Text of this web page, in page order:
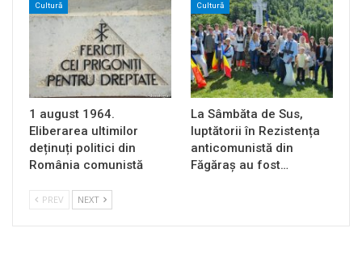
Cultură
1 august 1964.
Eliberarea ultimilor
deținuți politici din
România comunistă
Cultură
La Sâmbăta de Sus,
luptătorii în Rezistența
anticomunistă din
Făgăraș au fost…
PREV NEXT